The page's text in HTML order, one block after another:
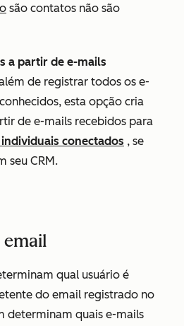
são contatos não são
a partir de e-mails
de registrar todos os e-
esta opção cria
de e-mails recebidos para
conectados , se
seu CRM.
qual usuário é
do email registrado no
determinam quais e-mails